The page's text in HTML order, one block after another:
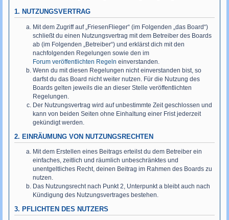
1. NUTZUNGSVERTRAG
Mit dem Zugriff auf „FriesenFlieger“ (im Folgenden „das Board“)
schließt du einen Nutzungsvertrag mit dem Betreiber des Boards
ab (im Folgenden „Betreiber“) und erklärst dich mit den
nachfolgenden Regelungen sowie den im
Forum veröffentlichten Regeln einverstanden.
Wenn du mit diesen Regelungen nicht einverstanden bist, so
darfst du das Board nicht weiter nutzen. Für die Nutzung des
Boards gelten jeweils die an dieser Stelle veröffentlichten
Regelungen.
Der Nutzungsvertrag wird auf unbestimmte Zeit geschlossen und
kann von beiden Seiten ohne Einhaltung einer Frist jederzeit
gekündigt werden.
2. EINRÄUMUNG VON NUTZUNGSRECHTEN
Mit dem Erstellen eines Beitrags erteilst du dem Betreiber ein
einfaches, zeitlich und räumlich unbeschränktes und
unentgeltliches Recht, deinen Beitrag im Rahmen des Boards zu
nutzen.
Das Nutzungsrecht nach Punkt 2, Unterpunkt a bleibt auch nach
Kündigung des Nutzungsvertrages bestehen.
3. PFLICHTEN DES NUTZERS